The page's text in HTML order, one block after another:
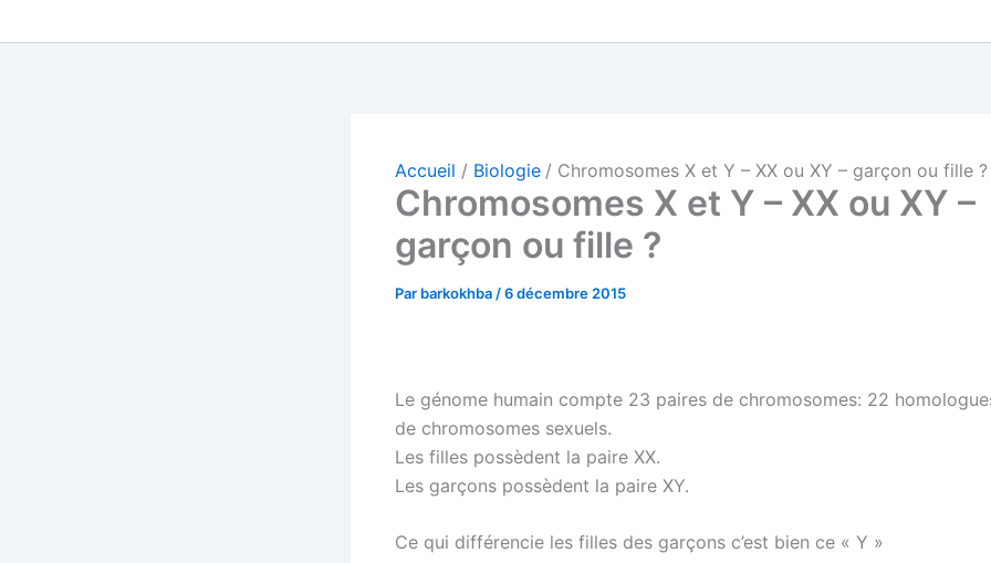
Accueil Biologie Chromosomes X et Y – XX ou XY – garçon ou fille ?
Chromosomes X et Y – XX ou XY –
garçon ou fille ?
Par barkokhba /6 décembre 2015
Le génome humain compte 23 paires de chromosomes: 22
de chromosomes sexuels.
Les filles possèdent la paire XX.
Les garçons possèdent la paire XY.
Ce qui différencie les filles des garçons c’est bien ce « Y »